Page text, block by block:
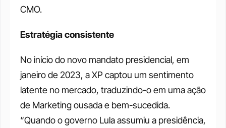
CMO.
Estratégia consistente
No início do novo mandato presidencial, em
janeiro de 2023, a XP captou um sentimento
latente no mercado, traduzindo-o em uma ação
de Marketing ousada e bem-sucedida.
“Quando o governo Lula assumiu a presidência,